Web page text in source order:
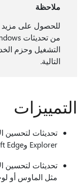
ملاحظة
للحصول على مزيد
التشغيل وحزم
التالية.
التمييزات
Explorer وMicrosoft Edge.
تحديثات لتحسين
مثل الماوس أو